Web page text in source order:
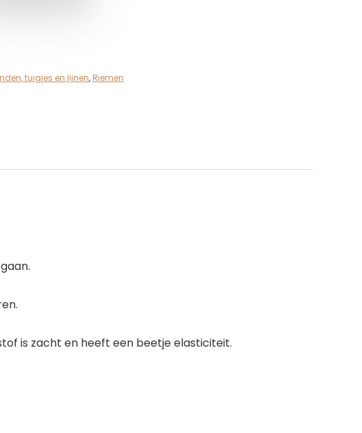
tuigjes en lijnen, Riemen
is zacht en heeft een beetje elasticiteit.